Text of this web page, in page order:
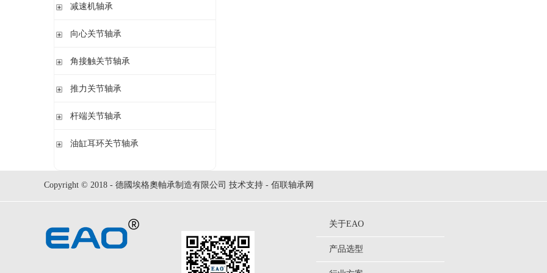
立式轴承座LOE,剖分用于圆柱孔调心滚子轴承
立式轴承座LOE,剖分适用于带紧定套的圆锥孔调心滚子轴承
立式轴承座BND,非剖分适用于调心滚子轴承
带法兰的轴承座F5,非剖分用于带紧定套的圆锥孔轴承
锁紧螺母
止动垫圈
止动卡板
减速机轴承
无外圈满装圆柱滚子轴承 RSL系列
外球面满滚子轴承 SL05,SL06 系列
双列满装圆柱滚子轴承 SL1849系列
单列满装圆柱滚子轴承 SL1830 系列
向心关节轴承
向心关节轴承
角接触关节轴承
角接触关节轴承
推力关节轴承
推力关节轴承
杆端关节轴承
杆端关节轴承
油缸耳环关节轴承
Copyright © 2018 - 德國埃格奧軸承制造有限公司 技术支持 - 佰联轴承网
关于EAO
产品选型